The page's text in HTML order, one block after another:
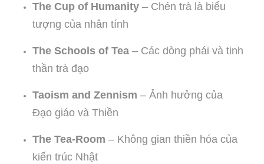
The Cup of Humanity – Chén trà là biểu
tượng của nhân tính
The Schools of Tea – Các dòng phái và tinh
thần trà đạo
Taoism and Zennism – Ảnh hưởng của
Đạo giáo và Thiền
The Tea-Room – Không gian thiền hóa của
kiến trúc Nhật